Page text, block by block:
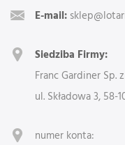
E-mail:
Siedziba Firmy:
Franc Gardiner Sp.
ul. Składowa 3, 58-
numer konta: